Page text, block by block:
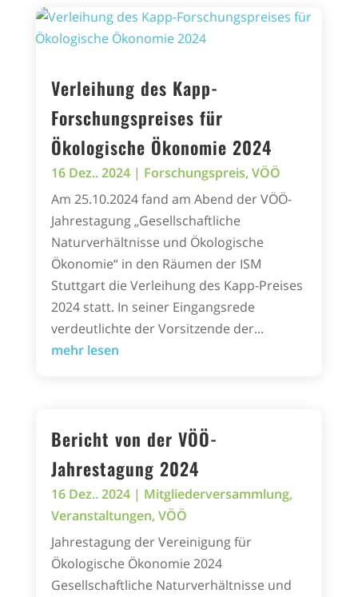
Verleihung des Kapp-
Forschungspreises für
Ökologische Ökonomie 2024
16 Dez.. 2024| Forschungspreis, VÖÖ
Am 25.10.2024 fand am Abend der VÖÖ-
Jahrestagung „Gesellschaftliche
Naturverhältnisse und Ökologische
Ökonomie“ in den Räumen der ISM
Stuttgart die Verleihung des Kapp-Preises
2024 statt. In seiner Eingangsrede
verdeutlichte der Vorsitzende der...
mehr lesen
Bericht von der VÖÖ-
Jahrestagung 2024
16 Dez.. 2024| Mitgliederversammlung,
Veranstaltungen, VÖÖ
Jahrestagung der Vereinigung für
Ökologische Ökonomie 2024
Gesellschaftliche Naturverhältnisse und